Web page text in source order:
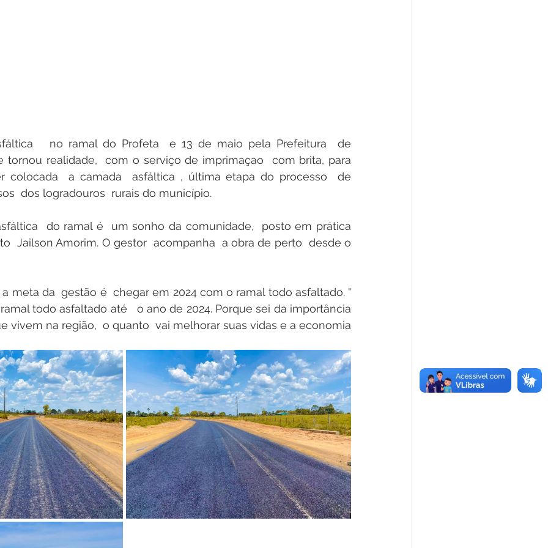
no ramal do Profeta  e 13 de maio pela Prefeitura  de
tornou realidade,  com o serviço de imprimaçao  com brita, para
colocada  a camada  asfáltica , última etapa do processo  de
dos logradouros  rurais do município.
do ramal é  um sonho da comunidade,  posto em prática
Jailson Amorim. O gestor  acompanha  a obra de perto  desde o
meta da  gestão é  chegar em 2024 com o ramal todo asfaltado. "
todo asfaltado até   o ano de 2024. Porque sei da importância
vivem na região,  o quanto  vai melhorar suas vidas e a economia